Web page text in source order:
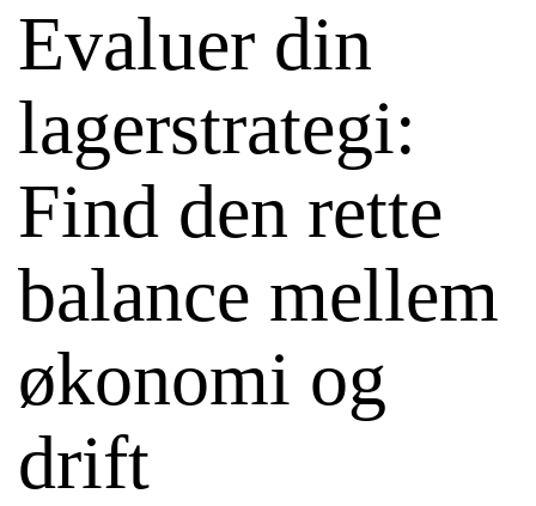
Evaluer din
lagerstrategi:
Find den rette
balance mellem
økonomi og
drift